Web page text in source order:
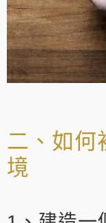
二、如何
境